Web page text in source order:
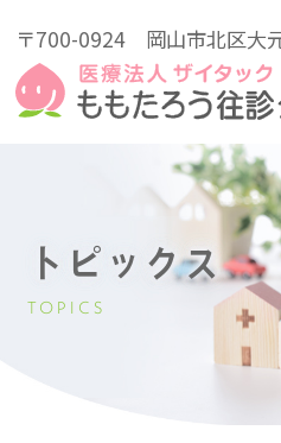
〒700-0924 岡山市北区大
トピックス
TOPICS